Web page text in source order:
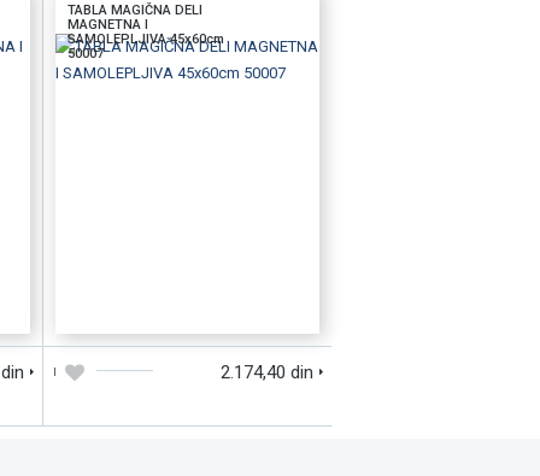
TABLA MAGIČNA DELI
MAGNETNA I
SAMOLEPLJIVA 45x60cm
50007
2.174,40 din